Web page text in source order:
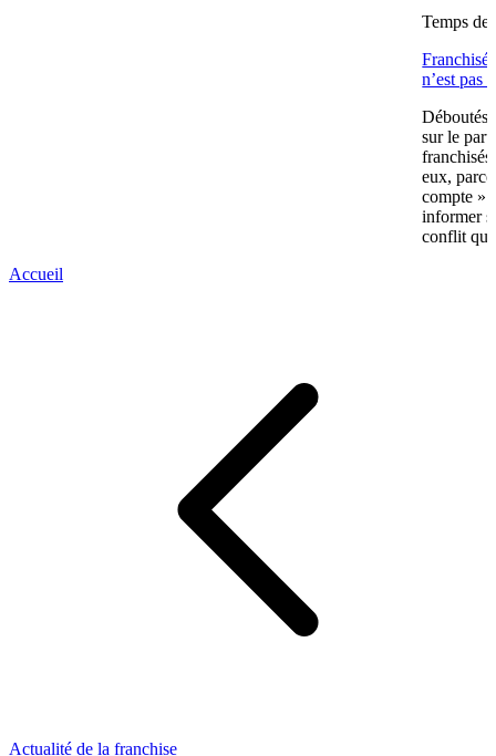
Temps de
n’est pas
Déboutés
sur le
eux,
compte »
informer
conflit qui
Accueil
Actualité de la franchise